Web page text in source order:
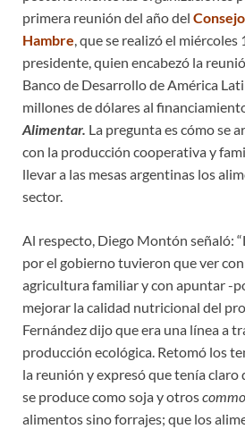
primera reunión del año del
Hambre , que se realizó el
presidente, quien encabezó la
Banco de Desarrollo de América
millones de dólares al
Alimentar. La pregunta es cómo se
con la producción cooperativa y
llevar a las mesas argentinas los
sector.
Al respecto, Diego Montón señaló:
por el gobierno tuvieron que ver
agricultura familiar y con apuntar -
mejorar la calidad nutricional del
Fernández dijo que era una línea a
producción ecológica. Retomó los
la reunión y expresó que tenía claro
se produce como soja y otros
alimentos sino forrajes; que los